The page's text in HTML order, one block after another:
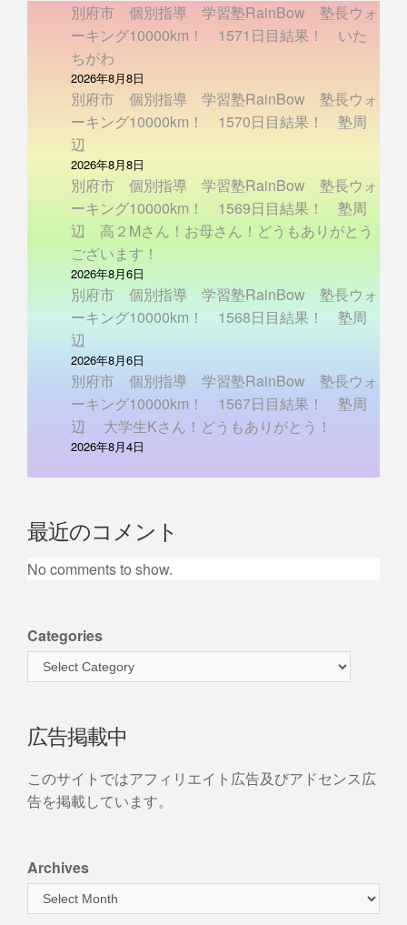
別府市 個別指導 学習塾RainBow 塾長ウォ
ーキング10000km！ 1571日目結果！ いた
ちがわ
2026年8月8日
別府市 個別指導 学習塾RainBow 塾長ウォ
ーキング10000km！ 1570日目結果！ 塾周
辺
2026年8月8日
別府市 個別指導 学習塾RainBow 塾長ウォ
ーキング10000km！ 1569日目結果！ 塾周
辺 高２Mさん！お母さん！どうもありがとう
ございます！
2026年8月6日
別府市 個別指導 学習塾RainBow 塾長ウォ
ーキング10000km！ 1568日目結果！ 塾周
辺
2026年8月6日
別府市 個別指導 学習塾RainBow 塾長ウォ
ーキング10000km！ 1567日目結果！ 塾周
辺 大学生Kさん！どうもありがとう！
2026年8月4日
最近のコメント
No comments to show.
Categories
広告掲載中
このサイトではアフィリエイト広告及びアドセンス広
告を掲載しています。
Archives